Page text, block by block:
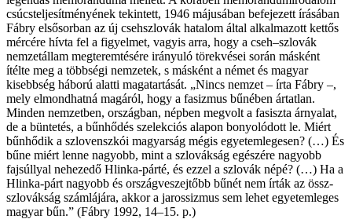
csúcsteljesítményének tekintett, 1946 májusában befejezett írásában
Fábry elsősorban az új csehszlovák hatalom által alkalmazott kettős
mércére hívta fel a figyelmet, vagyis arra, hogy a cseh–szlovák
nemzetállam megteremtésére irányuló törekvései során másként
ítélte meg a többségi nemzetek, s másként a német és magyar
kisebbség háború alatti magatartását. „Nincs nemzet – írta Fábry –,
mely elmondhatná magáról, hogy a fasizmus bűnében ártatlan.
Minden nemzetben, országban, népben megvolt a fasiszta árnyalat,
de a büntetés, a bűnhődés szelekciós alapon bonyolódott le. Miért
bűnhődik a szlovenszkói magyarság mégis egyetemlegesen? (…) És
bűne miért lenne nagyobb, mint a szlovákság egészére nagyobb
fajsúllyal nehezedő Hlinka-párté, és ezzel a szlovák népé? (…) Ha a
Hlinka-párt nagyobb és országveszejtőbb bűnét nem írták az össz-
szlovákság számlájára, akkor a jarossizmus sem lehet egyetemleges
magyar bűn.” (Fábry 1992, 14–15. p.)